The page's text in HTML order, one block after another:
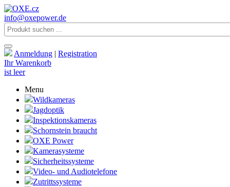
info@oxepower.de
Anmeldung | Registration
Ihr Warenkorb
ist leer
Menu
Wildkameras
Jagdoptik
Inspektionskameras
Schornstein braucht
OXE Power
Kamerasysteme
Sicherheitssysteme
Video- und Audiotelefone
Zutrittssysteme